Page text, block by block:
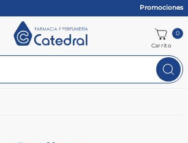
Promociones
Carrito
0